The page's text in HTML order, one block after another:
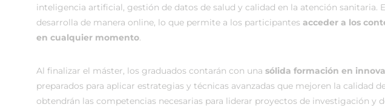
inteligencia artificial, gestión de datos de salud y calidad en la atención sanitaria.
desarrolla de manera online, lo que permite a los participantes acceder a los
en cualquier momento.
Al finalizar el máster, los graduados contarán con una sólida formación en
preparados para aplicar estrategias y técnicas avanzadas que mejoren la calidad
obtendrán las competencias necesarias para liderar proyectos de investigación y